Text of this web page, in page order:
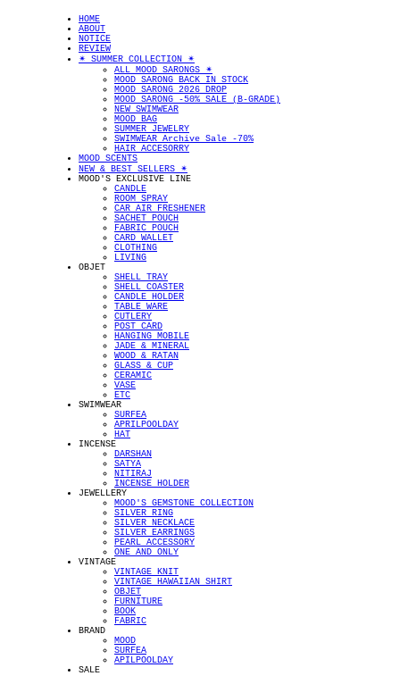
HOME
ABOUT
NOTICE
REVIEW
✴︎ SUMMER COLLECTION ✴︎
ALL MOOD SARONGS ✴︎
MOOD SARONG BACK IN STOCK
MOOD SARONG 2026 DROP
MOOD SARONG -50% SALE (B-GRADE)
NEW SWIMWEAR
MOOD BAG
SUMMER JEWELRY
SWIMWEAR Archive Sale -70%
HAIR ACCESORRY
MOOD SCENTS
NEW & BEST SELLERS ✴︎
MOOD'S EXCLUSIVE LINE
CANDLE
ROOM SPRAY
CAR AIR FRESHENER
SACHET POUCH
FABRIC POUCH
CARD WALLET
CLOTHING
LIVING
OBJET
SHELL TRAY
SHELL COASTER
CANDLE HOLDER
TABLE WARE
CUTLERY
POST CARD
HANGING MOBILE
JADE & MINERAL
WOOD & RATAN
GLASS & CUP
CERAMIC
VASE
ETC
SWIMWEAR
SURFEA
APRILPOOLDAY
HAT
INCENSE
DARSHAN
SATYA
NITIRAJ
INCENSE HOLDER
JEWELLERY
MOOD'S GEMSTONE COLLECTION
SILVER RING
SILVER NECKLACE
SILVER EARRINGS
PEARL ACCESSORY
ONE AND ONLY
VINTAGE
VINTAGE KNIT
VINTAGE HAWAIIAN SHIRT
OBJET
FURNITURE
BOOK
FABRIC
BRAND
MOOD
SURFEA
APILPOOLDAY
SALE